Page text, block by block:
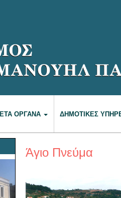
ΌΡΓΑΝΑ ΔΗΜΟΤΙΚΈΣ
Άγιο Πνεύμα